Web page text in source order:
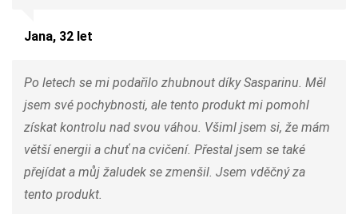
Jana, 32 let
Po letech se mi podařilo zhubnout díky Sasparinu. Měl
jsem své pochybnosti, ale tento produkt mi pomohl
získat kontrolu nad svou váhou. Všiml jsem si, že mám
větší energii a chuť na cvičení. Přestal jsem se také
přejídat a můj žaludek se zmenšil. Jsem vděčný za
tento produkt.